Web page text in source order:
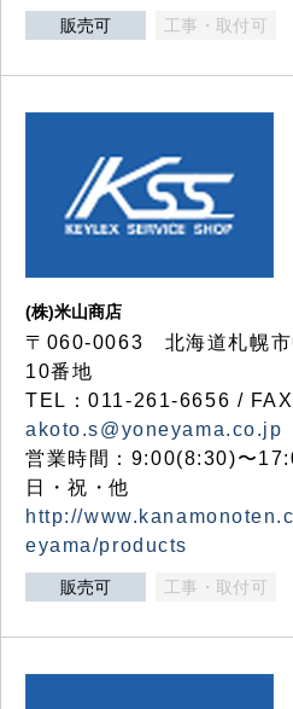
販売可 工事・取付可
(株)米山商店
〒060-0063 北海道札幌市
10番地
TEL：011-261-6656 /
akoto.s@yoneyama.co.jp
営業時間：9:00(8:30)〜
日・祝・他
http://
eyama/products
販売可 工事・取付可